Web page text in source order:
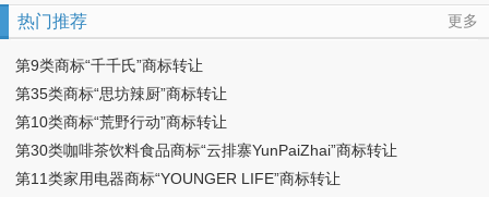
更多
热门推荐
第9类商标“千千氏”商标转让
第35类商标“思坊辣厨”商标转让
第10类商标“荒野行动”商标转让
第30类咖啡茶饮料食品商标“云排寨YunPaiZhai”商标转让
第11类家用电器商标“YOUNGER LIFE”商标转让